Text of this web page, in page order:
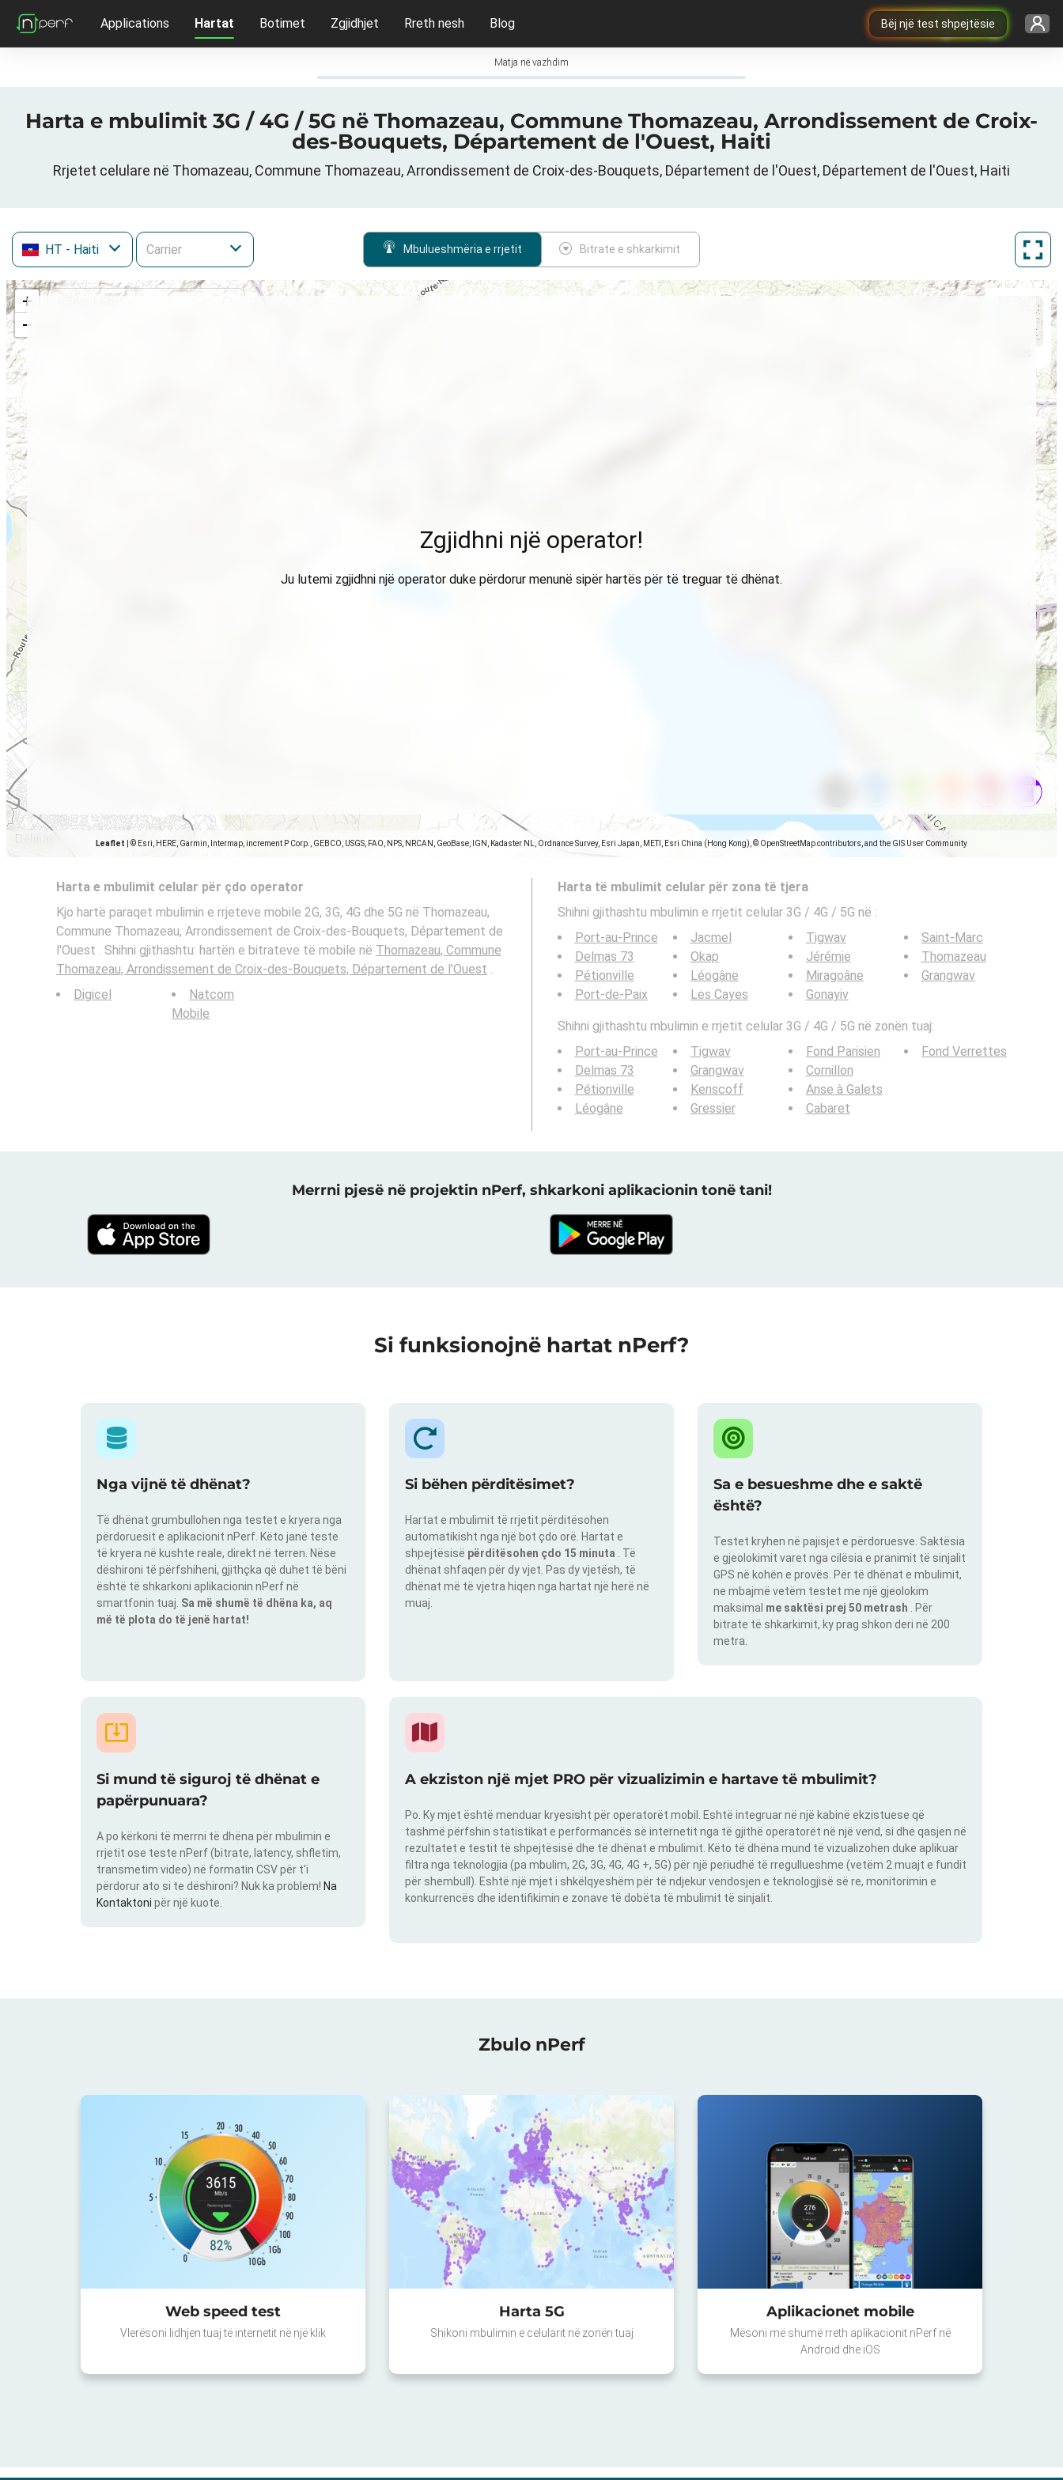
Bëj një test shpejtësie
Applications Hartat Botimet Zgjidhjet Rreth nesh Blog
Matja në vazhdim
Harta e mbulimit 3G / 4G / 5G në Thomazeau, Commune Thomazeau, Arrondissement de Croix-
des-Bouquets, Département de l'Ouest, Haiti
Rrjetet celulare në Thomazeau, Commune Thomazeau, Arrondissement de Croix-des-Bouquets, Département de l'Ouest, Département de l'Ouest, Haiti
HT - Haiti Mbulueshmëria e rrjetit Bitrate e shkarkimit
+
−
Leaflet © Esri, HERE, Garmin, Intermap, increment P Corp., GEBCO, USGS, FAO, NPS, NRCAN, GeoBase, IGN, Kadaster NL, Ordnance Survey, Esri Japan, METI, Esri China (Hong Kong), © OpenStreetMap contributors, and the GIS User Community
Zgjidhni një operator!
Ju lutemi zgjidhni një operator duke përdorur menunë sipër hartës për të treguar të dhënat.
Harta e mbulimit celular për çdo operator
Kjo hartë paraqet mbulimin e rrjeteve mobile 2G, 3G, 4G dhe 5G në Thomazeau,
Commune Thomazeau, Arrondissement de Croix-des-Bouquets, Département de
l'Ouest . Shihni gjithashtu: hartën e bitrateve të mobile në Thomazeau, Commune
Thomazeau, Arrondissement de Croix-des-Bouquets, Département de l'Ouest .
Digicel
Natcom
Mobile
Harta të mbulimit celular për zona të tjera
Shihni gjithashtu mbulimin e rrjetit celular 3G / 4G / 5G në :
Port-au-Prince
Delmas 73
Pétionville
Port-de-Paix
Jacmel
Okap
Léogâne
Les Cayes
Tigwav
Jérémie
Miragoâne
Gonayiv
Saint-Marc
Thomazeau
Grangwav
Shihni gjithashtu mbulimin e rrjetit celular 3G / 4G / 5G në zonën tuaj:
Port-au-Prince
Delmas 73
Pétionville
Léogâne
Tigwav
Grangwav
Kenscoff
Gressier
Fond Parisien
Cornillon
Anse à Galets
Cabaret
Fond Verrettes
Merrni pjesë në projektin nPerf, shkarkoni aplikacionin tonë tani!
Si funksionojnë hartat nPerf?
Nga vijnë të dhënat?
Të dhënat grumbullohen nga testet e kryera nga
përdoruesit e aplikacionit nPerf. Këto janë teste
të kryera në kushte reale, direkt në terren. Nëse
dëshironi të përfshiheni, gjithçka që duhet të bëni
është të shkarkoni aplikacionin nPerf në
smartfonin tuaj. Sa më shumë të dhëna ka, aq
më të plota do të jenë hartat!
Si bëhen përditësimet?
Hartat e mbulimit të rrjetit përditësohen
automatikisht nga një bot çdo orë. Hartat e
shpejtësisë përditësohen çdo 15 minuta
. Të
dhënat shfaqen për dy vjet. Pas dy vjetësh, të
dhënat më të vjetra hiqen nga hartat një herë në
muaj.
Sa e besueshme dhe e saktë
është?
Testet kryhen në pajisjet e përdoruesve. Saktësia
e gjeolokimit varet nga cilësia e pranimit të sinjalit
GPS në kohën e provës. Për të dhënat e mbulimit,
ne mbajmë vetëm testet me një gjeolokim
maksimal me saktësi prej 50 metrash
. Për
bitrate të shkarkimit, ky prag shkon deri në 200
metra.
Si mund të siguroj të dhënat e
papërpunuara?
A po kërkoni të merrni të dhëna për mbulimin e
rrjetit ose teste nPerf (bitrate, latency, shfletim,
transmetim video) në formatin CSV për t'i
përdorur ato si te dëshironi? Nuk ka problem! Na
Kontaktoni për një kuote.
A ekziston një mjet PRO për vizualizimin e hartave të mbulimit?
Po. Ky mjet është menduar kryesisht për operatorët mobil. Eshtë integruar në një kabinë ekzistuese që
tashmë përfshin statistikat e performancës së internetit nga të gjithë operatorët në një vend, si dhe qasjen në
rezultatet e testit të shpejtësisë dhe të dhënat e mbulimit. Këto të dhëna mund të vizualizohen duke aplikuar
filtra nga teknologjia (pa mbulim, 2G, 3G, 4G, 4G +, 5G) për një periudhë të rregullueshme (vetëm 2 muajt e fundit
për shembull). Eshtë një mjet i shkëlqyeshëm për të ndjekur vendosjen e teknologjisë së re, monitorimin e
konkurrencës dhe identifikimin e zonave të dobëta të mbulimit të sinjalit.
Zbulo nPerf
Web speed test
Vlerësoni lidhjen tuaj të internetit në një klik
Harta 5G
Shikoni mbulimin e celularit në zonën tuaj
Aplikacionet mobile
Mësoni më shumë rreth aplikacionit nPerf në
Android dhe iOS